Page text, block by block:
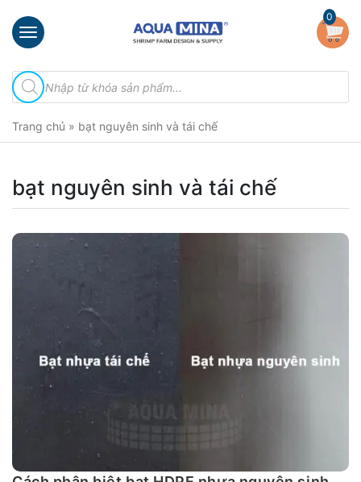
×
chủ
thiệu
phẩm
Đầu
Vi
chia
0
Tìm
kiếm
sản
Trang chủ » bạt nguyên sinh và tái chế
bạt nguyên sinh và tái chế